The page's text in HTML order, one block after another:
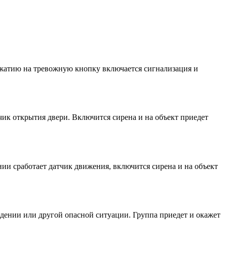
на тревожную кнопку включается сигнализация и
открытия двери. Включится сирена и на объект приедет
сработает датчик движения, включится сирена и на объект
или другой опасной ситуации. Группа приедет и окажет